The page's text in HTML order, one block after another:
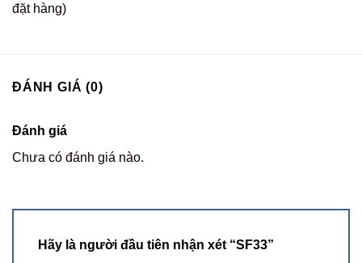
đặt hàng)
ĐÁNH GIÁ (0)
Đánh giá
Chưa có đánh giá nào.
Hãy là người đầu tiên nhận xét “SF33”